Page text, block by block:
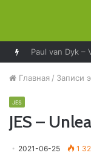
Paul van Dyk –
Главная / Записи
JES
JES –
2021-06-25 1